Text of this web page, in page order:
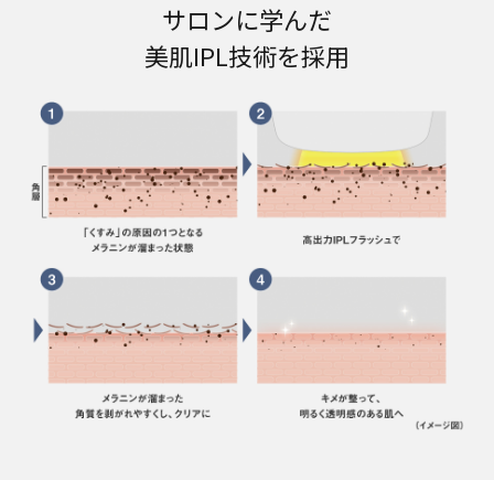
サロンに学んだ
美肌IPL技術を採用